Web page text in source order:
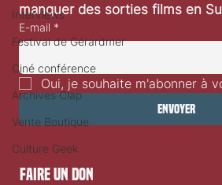
Interviews
Festival de Gérardmer
Ciné conférence
Archives Clap
Vente Boutique
Culture Geek
manquer des sorties films en
E-mail *
Oui, je souhaite m'abonner à
Envoyer
faire un don